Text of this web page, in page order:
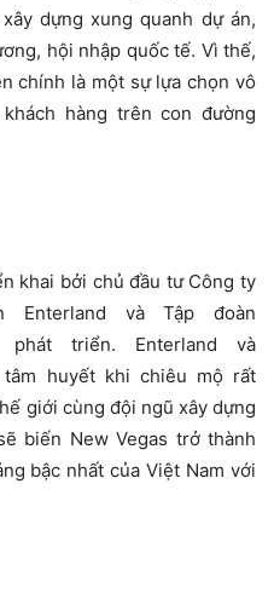
dựng xung quanh dự án,
hội nhập quốc tế. Vì thế,
chính là một sự lựa chọn vô
hàng trên con đường
khai bởi chủ đầu tư Công ty
và Tập đoàn
triển. Enterland và
tâm huyết khi chiêu mộ rất
giới cùng đội ngũ xây dựng
biến New Vegas trở thành
bậc nhất của Việt Nam với